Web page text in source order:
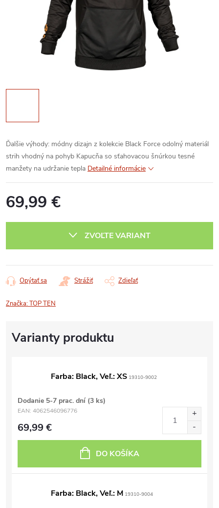
Ďalšie výhody: módny dizajn z kolekcie Black Force odolný materiál
strih vhodný na pohyb Kapucňa so sťahovacou šnúrkou tesné
manžety na udržanie tepla Detailné informácie
69,99 €
ZVOĽTE VARIANT
Opýtať sa Strážiť Zdieľať
Značka:TOP TEN
Farba: Black, Veľ.: XS 19310-9002
Dodanie 5-7 prac. dní (3 ks)
EAN: 4062546096776
69,99 €
DO KOŠÍKA
Farba: Black, Veľ.: M 19310-9004